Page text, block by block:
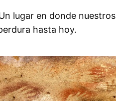
lugar en donde nuestros
hasta hoy.